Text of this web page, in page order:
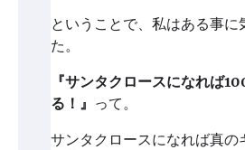
ということで、私はある事に
た。
『サンタクロースになれば
る！』 って。
サンタクロースになれば真の